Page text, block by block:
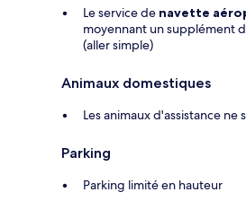
Le service de navette
moyennant un supplément
(aller simple)
Animaux domestiques
Les animaux d'assistance ne
Parking
Parking limité en hauteur